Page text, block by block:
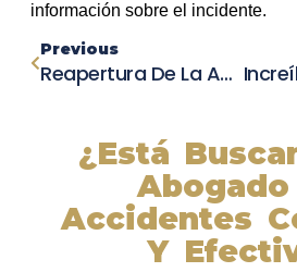
información sobre el incidente.
Previous
Reapertura De La Autopista Interestatal 5 Hacia El Sur Tras Aparatoso Accidente De Motocicleta
¿Está
Accidentes
Y